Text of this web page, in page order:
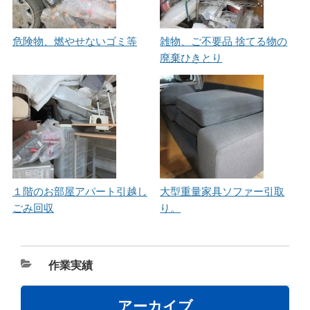
危険物、燃やせないゴミ等
雑物、ご不要品 捨てる物の
廃棄ひきとり
１階のお部屋アパート引越し
ごみ回収
大型重量家具ソファー引取
り。
カ
テ
作業実績
アーカイブ